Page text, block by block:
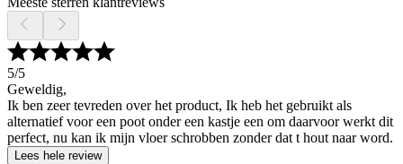
5/5
Geweldig,
Ik ben zeer tevreden over het product, Ik heb het gebruikt als
alternatief voor een poot onder een kastje een om daarvoor werkt dit
perfect, nu kan ik mijn vloer schrobben zonder dat t hout naar word.
Lees hele review